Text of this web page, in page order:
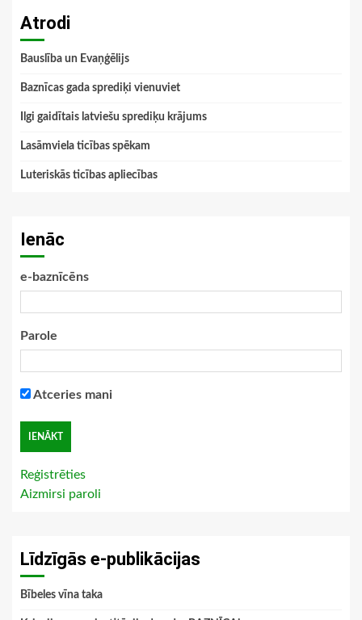
Atrodi
Bauslība un Evaņģēlijs
Baznīcas gada sprediķi vienuviet
Ilgi gaidītais latviešu sprediķu krājums
Lasāmviela ticības spēkam
Luteriskās ticības apliecības
Ienāc
e-baznīcēns
Parole
Atceries mani
Reģistrēties
Aizmirsi paroli
Līdzīgās e-publikācijas
Bībeles vīna taka